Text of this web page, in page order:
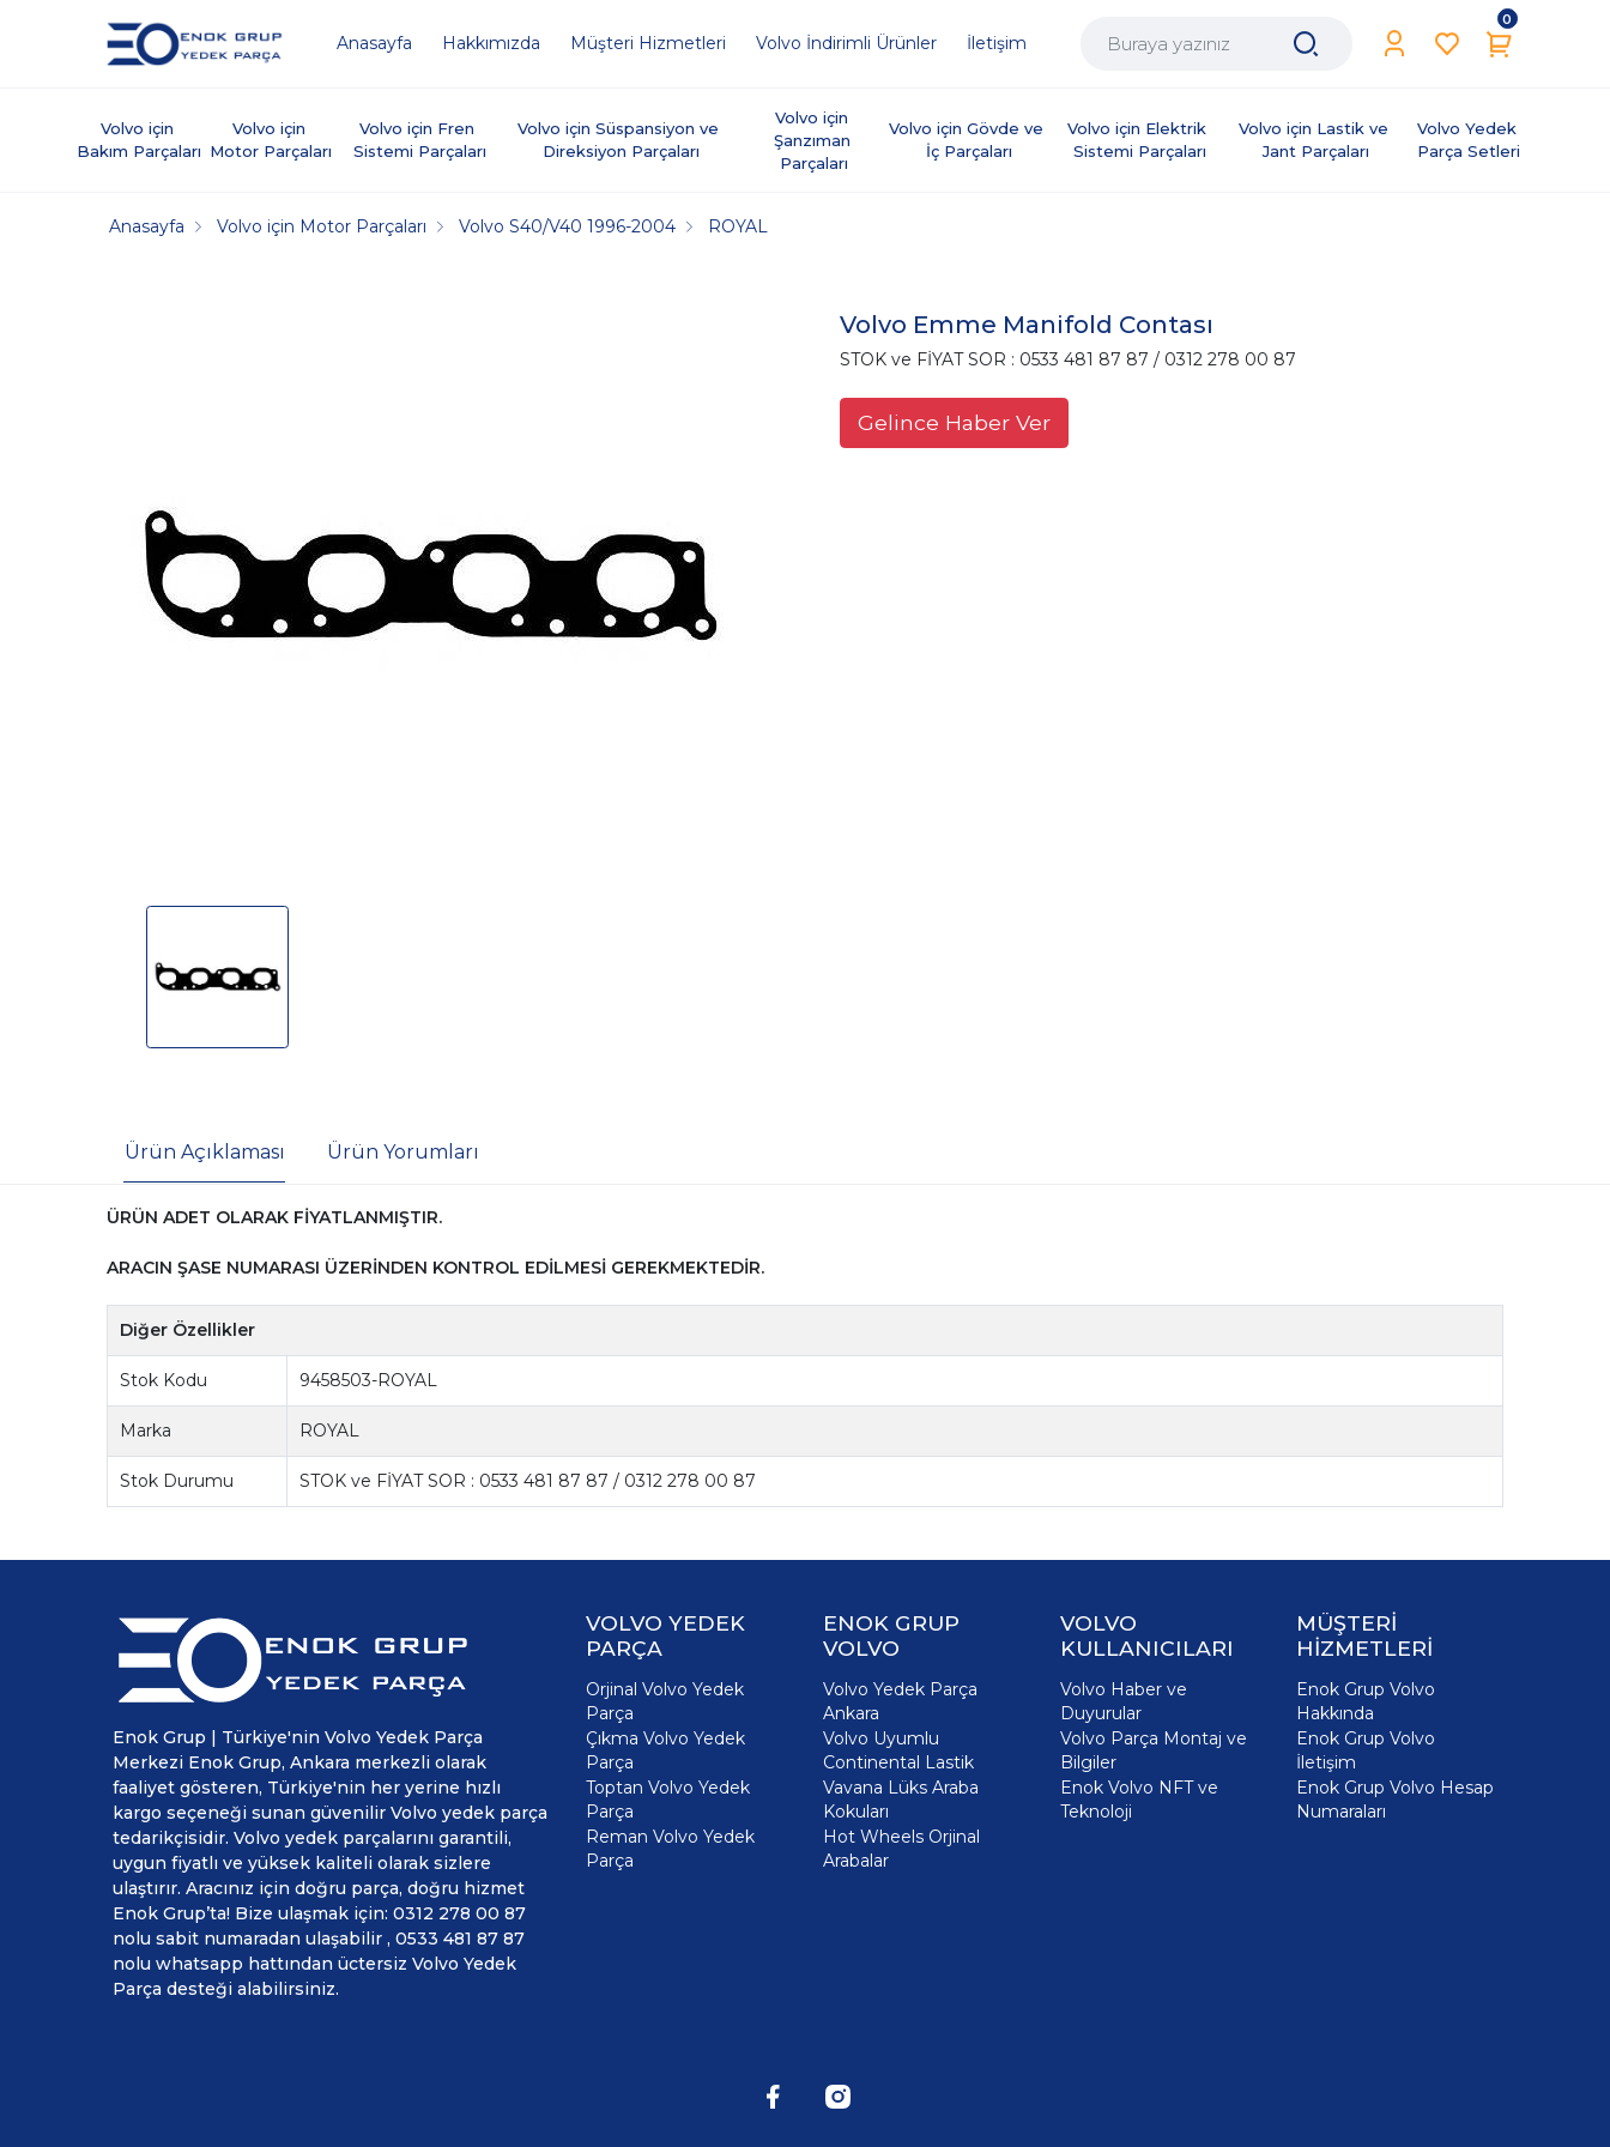
Anasayfa Hakkımızda Müşteri Hizmetleri Volvo İndirimli Ürünler İletişim
0
Volvo için
Bakım Parçaları
Volvo için
Motor Parçaları
Volvo için Fren
Sistemi Parçaları
Volvo için Süspansiyon ve
Direksiyon Parçaları
Volvo için
Şanzıman
Parçaları
Volvo için Gövde ve
İç Parçaları
Volvo için Elektrik
Sistemi Parçaları
Volvo için Lastik ve
Jant Parçaları
Volvo Yedek
Parça Setleri
Anasayfa Volvo için Motor Parçaları Volvo S40/V40 1996-2004 ROYAL
Volvo Emme Manifold Contası
STOK ve FİYAT SOR : 0533 481 87 87 / 0312 278 00 87
Gelince Haber Ver
Ürün Açıklaması Ürün Yorumları
ÜRÜN ADET OLARAK FİYATLANMIŞTIR.
ARACIN ŞASE NUMARASI ÜZERİNDEN KONTROL EDİLMESİ GEREKMEKTEDİR.
Diğer Özellikler
Stok Kodu 9458503-ROYAL
Marka ROYAL
Stok Durumu STOK ve FİYAT SOR : 0533 481 87 87 / 0312 278 00 87
Enok Grup | Türkiye'nin Volvo Yedek Parça
Merkezi Enok Grup, Ankara merkezli olarak
faaliyet gösteren, Türkiye'nin her yerine hızlı
kargo seçeneği sunan güvenilir Volvo yedek parça
tedarikçisidir. Volvo yedek parçalarını garantili,
uygun fiyatlı ve yüksek kaliteli olarak sizlere
ulaştırır. Aracınız için doğru parça, doğru hizmet
Enok Grup’ta! Bize ulaşmak için: 0312 278 00 87
nolu sabit numaradan ulaşabilir , 0533 481 87 87
nolu whatsapp hattından üctersiz Volvo Yedek
Parça desteği alabilirsiniz.
VOLVO YEDEK
PARÇA
Orjinal Volvo Yedek
Parça
Çıkma Volvo Yedek
Parça
Toptan Volvo Yedek
Parça
Reman Volvo Yedek
Parça
ENOK GRUP
VOLVO
Volvo Yedek Parça
Ankara
Volvo Uyumlu
Continental Lastik
Vavana Lüks Araba
Kokuları
Hot Wheels Orjinal
Arabalar
VOLVO
KULLANICILARI
Volvo Haber ve
Duyurular
Volvo Parça Montaj ve
Bilgiler
Enok Volvo NFT ve
Teknoloji
MÜŞTERİ
HİZMETLERİ
Enok Grup Volvo
Hakkında
Enok Grup Volvo
İletişim
Enok Grup Volvo Hesap
Numaraları